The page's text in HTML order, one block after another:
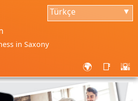
Türkçe ▼
in Saxony
🌍 📑 🌇